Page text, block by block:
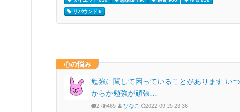
リバウンド 6
心の悩み
勉強に関して困っていることがあります いつ
からか勉強が頑張…
2 465 ひなこ 2022-09-25 23:36